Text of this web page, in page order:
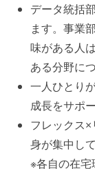
データ統括
ます。事業
味がある人
ある分野に
一人ひとり
成長をサポ
フレックス
身が集中し
※各自の在宅